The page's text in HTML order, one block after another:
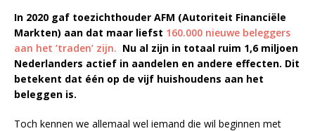
In 2020 gaf toezichthouder AFM (Autoriteit Financiële
Markten) aan dat maar liefst 160.000 nieuwe beleggers
aan het ’traden’ zijn. Nu al zijn in totaal ruim 1,6 miljoen
Nederlanders actief in aandelen en andere effecten. Dit
betekent dat één op de vijf huishoudens aan het
beleggen is.
Toch kennen we allemaal wel iemand die wil beginnen met